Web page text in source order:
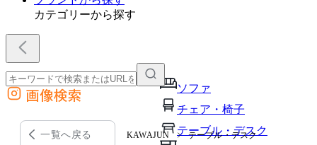
カテゴリーから探す
ソファ
チェア・椅子
テーブル・デスク
外部サイトの商品をカートに追加
他のサイトで見つけた商品ページのURLを貼り付けて、カートに追加できます
画像検索
一覧へ戻る KAWAJUN テーブル・デスク